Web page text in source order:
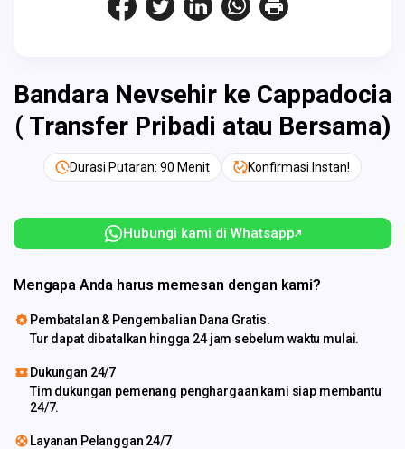
Bandara Nevsehir ke Cappadocia
( Transfer Pribadi atau Bersama)
Durasi Putaran: 90 Menit Konfirmasi Instan!
Hubungi kami di Whatsapp
Mengapa Anda harus memesan dengan kami?
Pembatalan & Pengembalian Dana Gratis.
Tur dapat dibatalkan hingga 24 jam sebelum waktu mulai.
Dukungan 24/7
Tim dukungan pemenang penghargaan kami siap membantu
24/7.
Layanan Pelanggan 24/7